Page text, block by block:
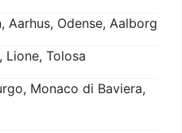
Aarhus, Odense, Aalborg
Lione, Tolosa
Monaco di Baviera,